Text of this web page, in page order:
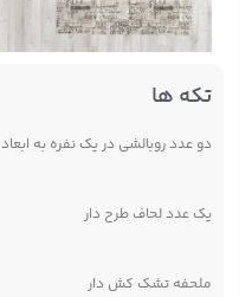
تکه ها
دو عدد روبالشی در یک نفره به ابعاد ۵۰ در ۷۰
یک عدد لحاف طرح دار
ملحفه تشک کش دار